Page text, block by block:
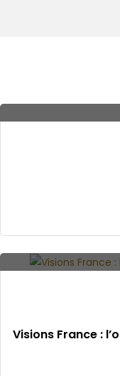
Hôtel
Visions France :